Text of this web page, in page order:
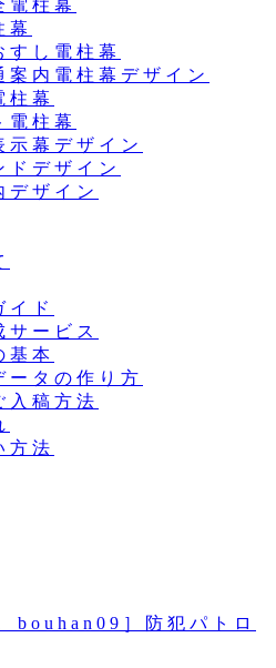
電柱幕
幕
すし電柱幕
案内電柱幕デザイン
柱幕
電柱幕
示幕デザイン
ドデザイン
デザイン
イド
サービス
基本
ータの作り方
入稿方法
方法
］防犯パトロ